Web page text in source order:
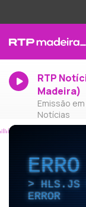
RTP
Madeira)
Emissão
Notícias
HLS.JS
ERROR